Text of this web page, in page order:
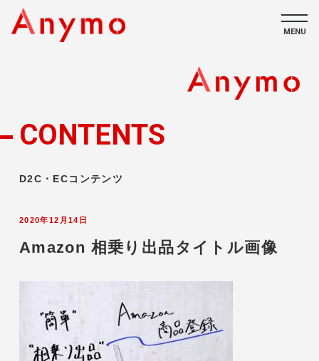
私たちについて
CONTACT
MENU
CONTENTS
D2C・ECコンテンツ
2020年12月14日
Amazon 相乗り出品タイトル画像